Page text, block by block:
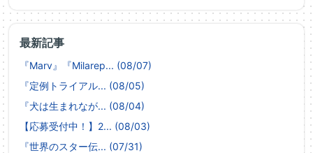
最新記事
『Marv』『Milarep... (08/07)
『定例トライアル... (08/05)
『犬は生まれなが... (08/04)
【応募受付中！】2... (08/03)
『世界のスター伝... (07/31)